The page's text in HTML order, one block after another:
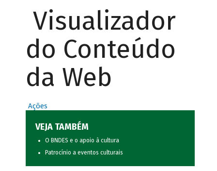
Visualizador
do Conteúdo
da Web
Ações
VEJA TAMBÉM
O BNDES e o apoio à cultura
Patrocínio a eventos culturais